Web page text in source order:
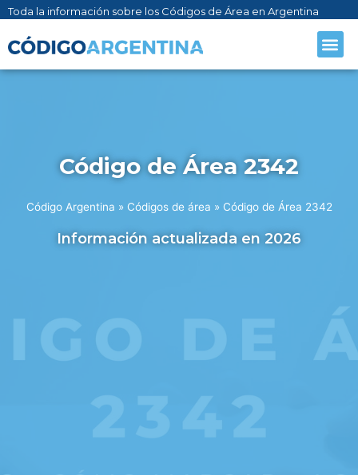
Toda la información sobre los Códigos de Área en Argentina
Código de Área 2342
Código Argentina » Códigos de área » Código de Área 2342
Información actualizada en 2026